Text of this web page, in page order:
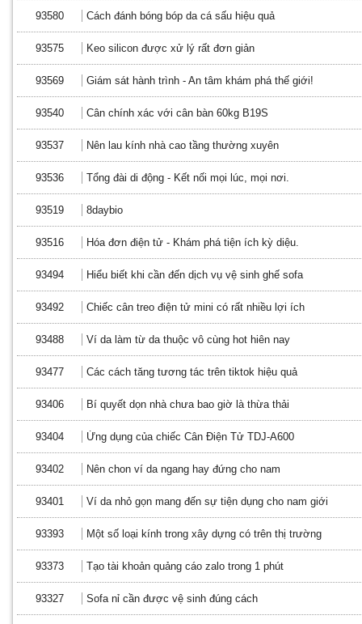
93580 Cách đánh bóng bóp da cá sấu hiệu quả
93575 Keo silicon được xử lý rất đơn giản
93569 Giám sát hành trình - An tâm khám phá thế giới!
93540 Cân chính xác với cân bàn 60kg B19S
93537 Nên lau kính nhà cao tầng thường xuyên
93536 Tổng đài di động - Kết nối mọi lúc, mọi nơi.
93519 8daybio
93516 Hóa đơn điện tử - Khám phá tiện ích kỳ diệu.
93494 Hiểu biết khi cần đến dịch vụ vệ sinh ghế sofa
93492 Chiếc cân treo điện tử mini có rất nhiều lợi ích
93488 Ví da làm từ da thuộc vô cùng hot hiên nay
93477 Các cách tăng tương tác trên tiktok hiệu quả
93406 Bí quyết dọn nhà chưa bao giờ là thừa thải
93404 Ứng dụng của chiếc Cân Điện Tử TDJ-A600
93402 Nên chon ví da ngang hay đứng cho nam
93401 Ví da nhỏ gọn mang đến sự tiện dụng cho nam giới
93393 Một số loại kính trong xây dựng có trên thị trường
93373 Tạo tài khoản quảng cáo zalo trong 1 phút
93327 Sofa nỉ cần được vệ sinh đúng cách